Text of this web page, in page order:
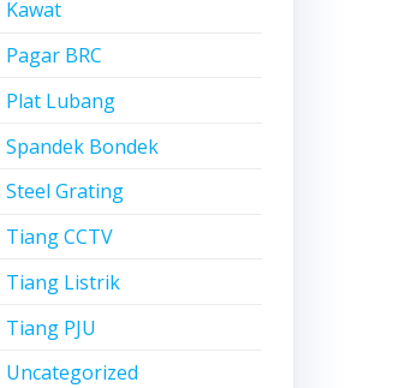
Kawat
Pagar BRC
Plat Lubang
Spandek Bondek
Steel Grating
Tiang CCTV
Tiang Listrik
Tiang PJU
Uncategorized